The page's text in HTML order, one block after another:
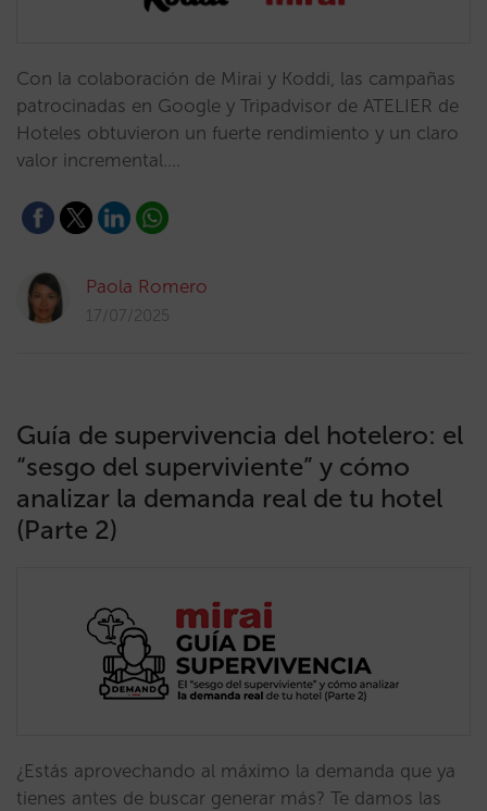
Con la colaboración de Mirai y Koddi, las campañas
patrocinadas en Google y Tripadvisor de ATELIER de
Hoteles obtuvieron un fuerte rendimiento y un claro
valor incremental.…
Paola Romero
17/07/2025
Guía de supervivencia del hotelero: el
“sesgo del superviviente” y cómo
analizar la demanda real de tu hotel
(Parte 2)
¿Estás aprovechando al máximo la demanda que ya
tienes antes de buscar generar más? Te damos las